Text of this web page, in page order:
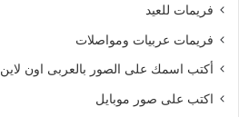
فريمات للعيد
فريمات عربيات ومواصلات
أكتب اسمك على الصور بالعربى اون لاين
اكتب على صور موبايل